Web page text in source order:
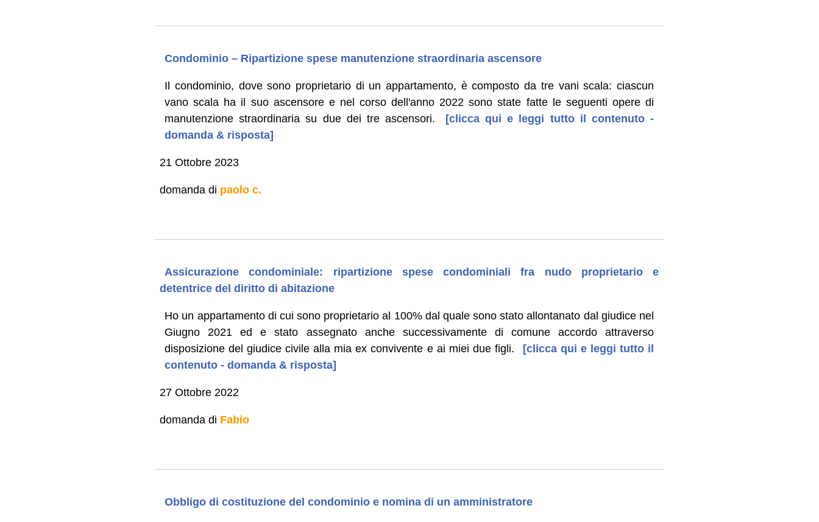
Condominio – Ripartizione spese manutenzione straordinaria ascensore
Il condominio, dove sono proprietario di un appartamento, è composto da tre vani scala: ciascun
vano scala ha il suo ascensore e nel corso dell'anno 2022 sono state fatte le seguenti opere di
manutenzione straordinaria su due dei tre ascensori.
[clicca qui e leggi tutto il contenuto -
domanda & risposta]
21 Ottobre 2023
domanda di paolo c.
Assicurazione condominiale: ripartizione spese condominiali fra nudo proprietario e
detentrice del diritto di abitazione
Ho un appartamento di cui sono proprietario al 100% dal quale sono stato allontanato dal giudice nel
Giugno 2021 ed e stato assegnato anche successivamente di comune accordo attraverso
disposizione del giudice civile alla mia ex convivente e ai miei due figli.
[clicca qui e leggi tutto il
contenuto - domanda & risposta]
27 Ottobre 2022
domanda di Fabio
Obbligo di costituzione del condominio e nomina di un amministratore